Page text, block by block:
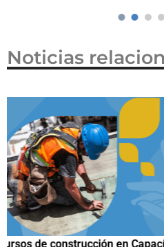
Noticias
Papuchis y el Sueño